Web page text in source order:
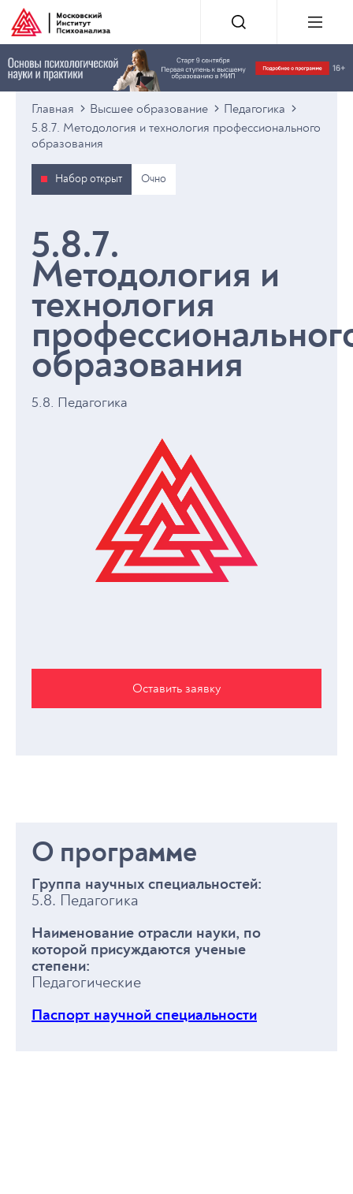
Главная Высшее образование
Педагогика
5.8.7. Методология и технология профессионального
образования
Набор открыт Очно
5.8.7.
Методология и
технология
образования
5.8. Педагогика
Оставить заявку
О программе
Группа научных специальностей:
5.8. Педагогика
Наименование отрасли науки, по
которой присуждаются ученые
степени:
Педагогические
Паспорт научной специальности